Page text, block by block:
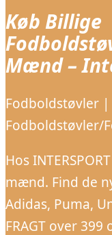
Køb Billige
Mænd –
Fodboldstøvler |
Fodboldstøvler/
Hos
mænd. Find de
Adidas, Puma,
FRAGT over 399